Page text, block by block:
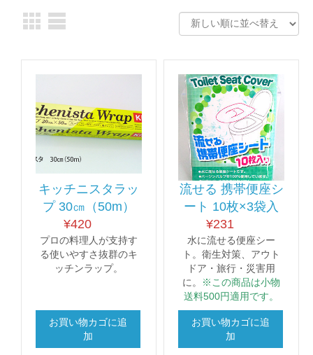
キッチニスタラッ
プ 30㎝（50m）
¥420
プロの料理人が支持す
る使いやすさ抜群のキ
ッチンラップ。
お買い物カゴに追
加
流せる 携帯便座シ
ート 10枚×3袋入
¥231
水に流せる便座シー
ト。衛生対策、 アウト
ドア・旅行・災害用
に。
※この商品は小物
送料500円適用です。
お買い物カゴに追
加